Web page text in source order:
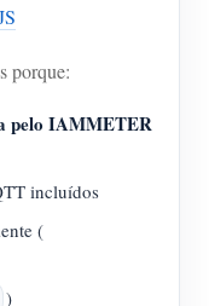
porque:
pelo IAMMETER
incluídos
(
)